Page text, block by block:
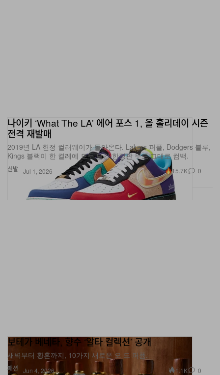
신발
나이키 ‘What The LA’ 에어 포스 1, 올 홀리데이 시즌
전격 재발매
2019년 LA 헌정 컬러웨이가 돌아온다. Lakers 퍼플, Dodgers 블루,
Kings 블랙이 한 켤레에 모두 담긴 한정판 무드 그대로 컴백.
Jul 1, 2026 15.7K 0
패션
보테가 베네타, 향수 ‘알타 컬렉션’ 공개
새벽부터 황혼까지, 10가지 새로운 오 드 퍼퓸.
Jun 4, 2026 1.1K 0